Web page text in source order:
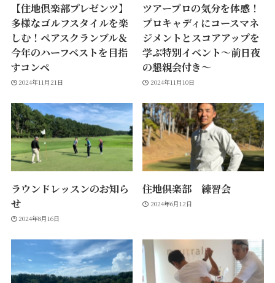
【住地倶楽部プレゼンツ】
多様なゴルフスタイルを楽
しむ！ペアスクランブル＆
今年のハーフベストを目指
すコンペ
2024年11月21日
ツアープロの気分を体感！
プロキャディにコースマネ
ジメントとスコアアップを
学ぶ特別イベント～前日夜
の懇親会付き～
2024年11月10日
ラウンドレッスンのお知ら
せ
2024年8月16日
住地倶楽部 練習会
2024年6月12日